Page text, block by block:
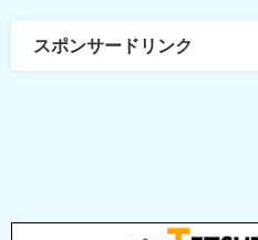
スポンサードリンク